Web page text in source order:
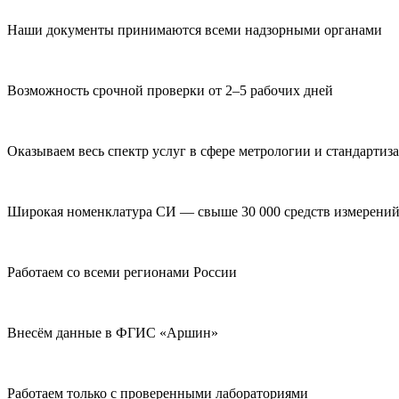
Наши документы принимаются всеми надзорными органами
Возможность срочной проверки от 2–5 рабочих дней
Оказываем весь спектр услуг в сфере метрологии и
Широкая номенклатура СИ — свыше 30 000 средств измерений
Работаем со всеми регионами России
Внесём данные в ФГИС «Аршин»
Работаем только с проверенными лабораториями